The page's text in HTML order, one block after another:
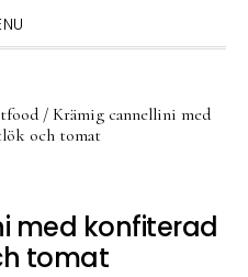
/Krämig cannellini med
och tomat
med konfiterad
tomat